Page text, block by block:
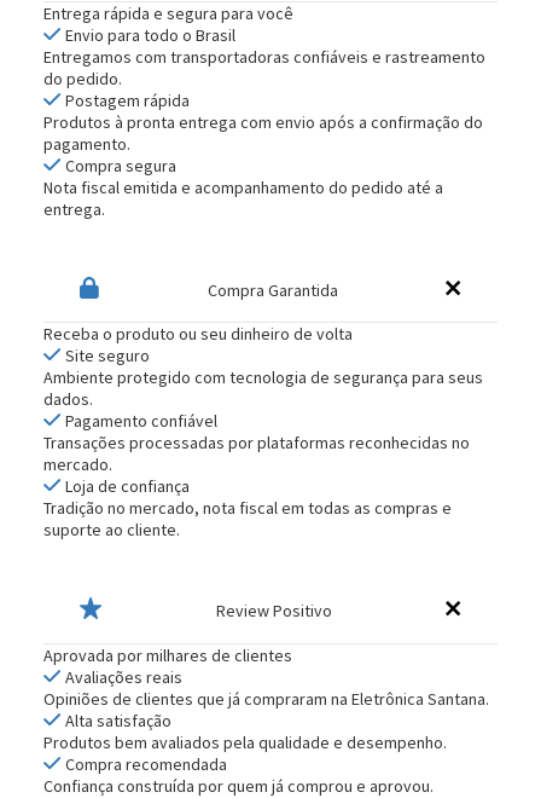
Entrega rápida e segura para você
Envio para todo o Brasil
Entregamos com transportadoras confiáveis e rastreamento
do pedido.
Postagem rápida
Produtos à pronta entrega com envio após a confirmação do
pagamento.
Compra segura
Nota fiscal emitida e acompanhamento do pedido até a
entrega.
Compra Garantida
Receba o produto ou seu dinheiro de volta
Site seguro
Ambiente protegido com tecnologia de segurança para seus
dados.
Pagamento confiável
Transações processadas por plataformas reconhecidas no
mercado.
Loja de confiança
Tradição no mercado, nota fiscal em todas as compras e
suporte ao cliente.
Review Positivo
Aprovada por milhares de clientes
Avaliações reais
Opiniões de clientes que já compraram na Eletrônica Santana.
Alta satisfação
Produtos bem avaliados pela qualidade e desempenho.
Compra recomendada
Confiança construída por quem já comprou e aprovou.